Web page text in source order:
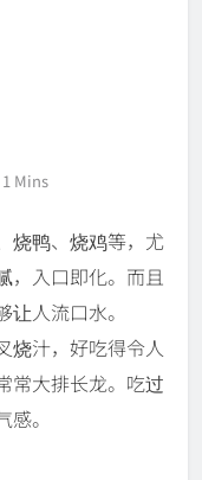
1 Mins
烧鸭、烧鸡等，尤
，入口即化。而且
人流口水。
烧汁，好吃得令人
常大排长龙。吃过
。